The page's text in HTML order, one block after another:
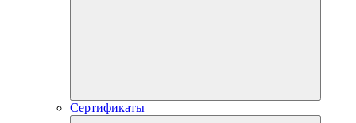
Сертификаты